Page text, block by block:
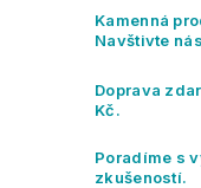
Kamenná
Navštivte
Doprava
Kč.
Poradíme s
zkušeností.